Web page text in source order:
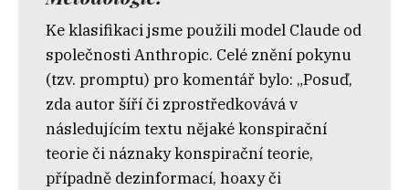
Ke klasifikaci jsme použili model Claude od
společnosti Anthropic. Celé znění pokynu
(tzv. promptu) pro komentář bylo: „Posuď,
zda autor šíří či zprostředkovává v
následujícím textu nějaké konspirační
teorie či náznaky konspirační teorie,
případně dezinformací, hoaxy či